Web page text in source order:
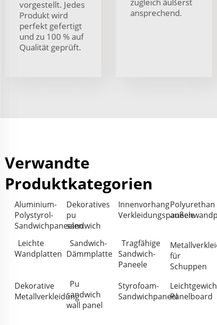
vorgestellt. Jedes
Produkt wird
perfekt gefertigt
und zu 100 % auf
Qualität geprüft.
ansprechend.
Verwandte
Produktkategorien
Aluminium-
Polystyrol-
Sandwichpaneelen
Dekoratives
pu
sandwich
Innenvorhang
Verkleidungspaneele
Polyurethan
Leichte
Wandplatten
Sandwich-
Dämmplatte
Tragfähige
Sandwich-
Paneele
für
Schuppen
Dekorative
Metallverkleidung
Pu
sandwich
wall panel
Styrofoam-
SandwichpaneelPanelboard